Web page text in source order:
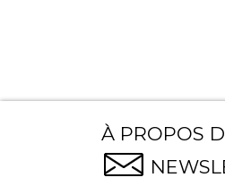
À PROPOS